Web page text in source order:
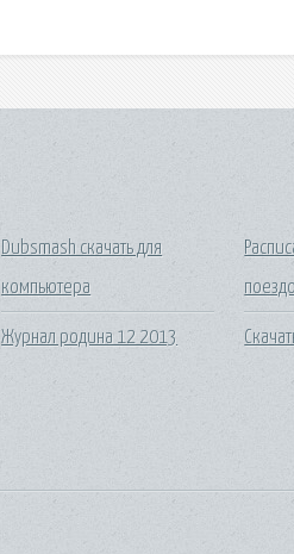
Dubsmash скачать для
компьютера
Журнал родина 12 2013